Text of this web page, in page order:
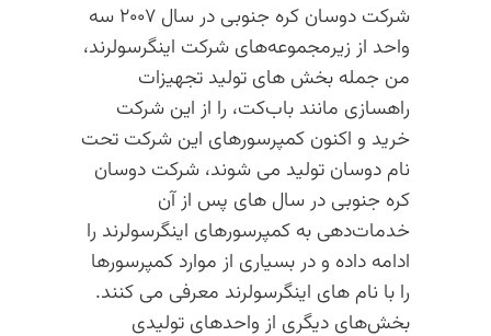
شرکت دوسان کره جنوبی در سال ۲۰۰۷ سه
واحد از زیرمجموعه‌های شرکت اینگرسولرند،
من جمله بخش های تولید تجهیزات
راهسازی مانند با‌ب‌کت، را از این شرکت
خرید و اکنون کمپرسورهای این شرکت تحت
نام دوسان تولید می شوند، شرکت دوسان
کره جنوبی در سال های پس از آن
خدمات‌دهی به کمپرسورهای اینگرسولرند را
ادامه داده و در بسیاری از موارد کمپرسورها
را با نام های اینگرسولرند معرفی می کنند.
بخش‌های دیگری از واحدهای تولیدی